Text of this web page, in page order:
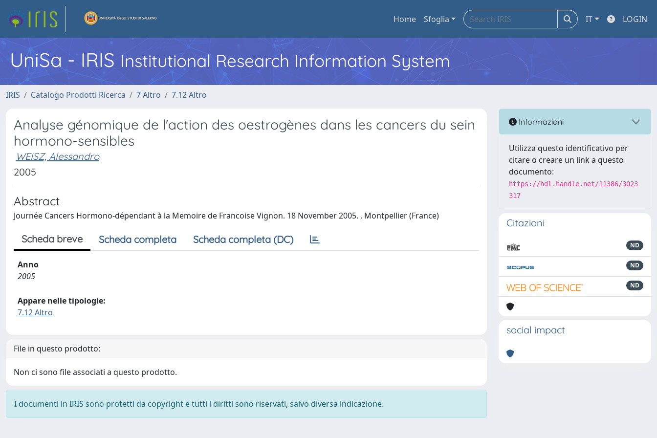
Home Sfoglia IT LOGIN
UniSa - IRIS Institutional Research Information System
IRIS Catalogo Prodotti Ricerca 7 Altro 7.12 Altro
Analyse génomique de l'action des oestrogènes dans les cancers du sein
hormono-sensibles
WEISZ, Alessandro
2005
Abstract
Journée Cancers Hormono-dépendant à la Memoire de Francoise Vignon. 18 November 2005. , Montpellier (France)
Scheda breve Scheda completa Scheda completa (DC)
Anno
2005
Appare nelle tipologie:
7.12 Altro
File in questo prodotto:
Non ci sono file associati a questo prodotto.
I documenti in IRIS sono protetti da copyright e tutti i diritti sono riservati, salvo diversa indicazione.
Informazioni
Utilizza questo identificativo per
citare o creare un link a questo
documento:
https://hdl.handle.net/11386/3023
317
Citazioni
ND
ND
ND
social impact